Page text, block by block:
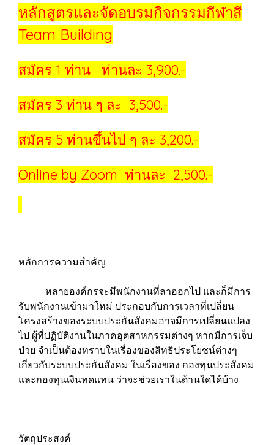
หลักสูตรและจัดอบรมกิจกรรมกีฬาสี
Team Building
สมัคร 1 ท่าน ท่านละ 3,900.-
สมัคร 3 ท่าน ๆ ละ 3,500.-
สมัคร 5 ท่านขึ้นไป ๆ ละ 3,200.-
Online by Zoom ท่านละ 2,500.-
หลักการความสำคัญ
หลายองค์กรจะมีพนักงานที่ลาออกไป และก็มีการ
รับพนักงานเข้ามาใหม่ ประกอบกับการเวลาที่เปลี่ยน
โครงสร้างของระบบประกันสังคมอาจมีการเปลี่ยนแปลง
ไป ผู้ที่ปฏิบัติงานในภาคอุตสาหกรรมต่างๆ หากมีการเจ็บ
ป่วย จำเป็นต้องทราบในเรื่องของสิทธิประโยชน์ต่างๆ
เกี่ยวกับระบบประกันสังคม ในเรื่องของ กองทุนประสังคม
และกองทุนเงินทดแทน ว่าจะช่วยเราในด้านใดได้บ้าง
วัตถุประสงค์